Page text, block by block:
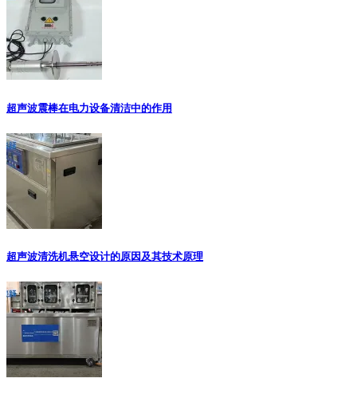
超声波震棒在电力设备清洁中的作用
超声波清洗机悬空设计的原因及其技术原理